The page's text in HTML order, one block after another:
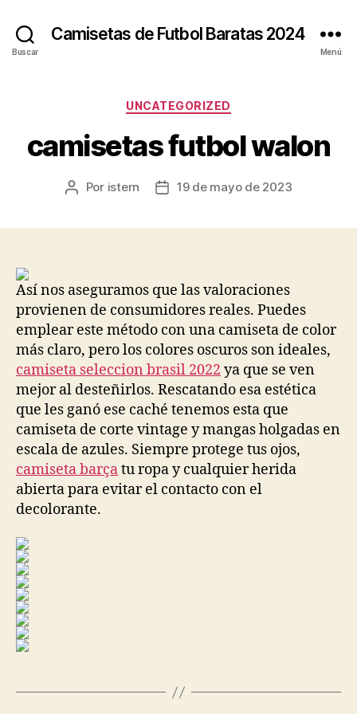
Buscar
Camisetas de Futbol Baratas 2024
Menú
Categorías
UNCATEGORIZED
camisetas futbol walon
Autor
Por istern
Fecha19 de mayo de 2023
Así nos aseguramos que las valoraciones
provienen de consumidores reales. Puedes
emplear este método con una camiseta de color
más claro, pero los colores oscuros son ideales,
camiseta seleccion brasil 2022 ya que se ven
mejor al desteñirlos. Rescatando esa estética
que les ganó ese caché tenemos esta que
camiseta de corte vintage y mangas holgadas en
escala de azules. Siempre protege tus ojos,
camiseta barçatu ropa y cualquier herida
abierta para evitar el contacto con el
decolorante.